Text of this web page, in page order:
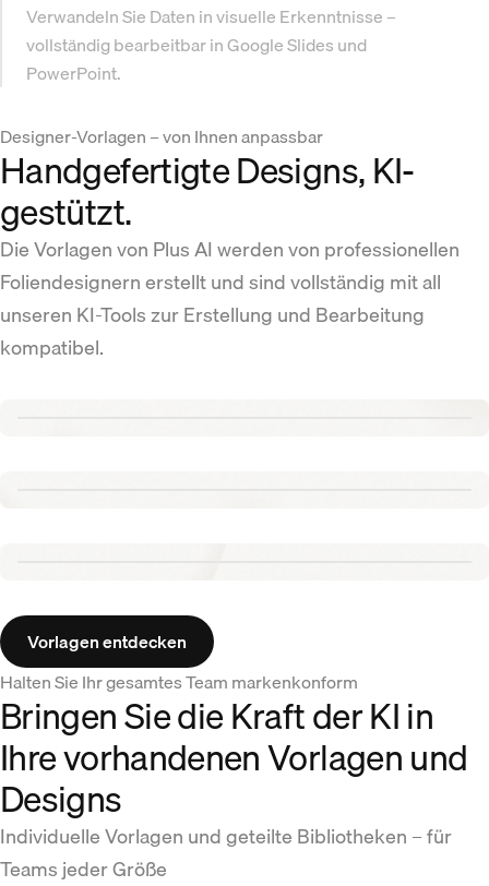
Verwandeln Sie Daten in visuelle Erkenntnisse –
vollständig bearbeitbar in Google Slides und
PowerPoint.
Designer-Vorlagen – von Ihnen anpassbar
Handgefertigte Designs, KI-
gestützt.
Die Vorlagen von Plus AI werden von professionellen
Foliendesignern erstellt und sind vollständig mit all
unseren KI-Tools zur Erstellung und Bearbeitung
kompatibel.
Vorlagen entdecken
Halten Sie Ihr gesamtes Team markenkonform
Bringen Sie die Kraft der KI in
Ihre vorhandenen Vorlagen und
Designs
Individuelle Vorlagen und geteilte Bibliotheken – für
Teams jeder Größe